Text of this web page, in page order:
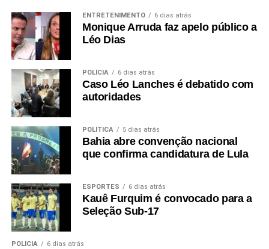
ENTRETENIMENTO 6 dias atrás
Monique Arruda faz apelo público a
Léo Dias
POLÍCIA 6 dias atrás
Caso Léo Lanches é debatido com
autoridades
POLÍTICA 5 dias atrás
Bahia abre convenção nacional
que confirma candidatura de Lula
ESPORTES 6 dias atrás
Kauê Furquim é convocado para a
Seleção Sub-17
POLÍCIA 6 dias atrás